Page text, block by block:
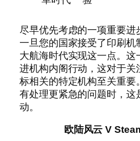
尽早优先考虑的一项重要进
一旦您的国家接受了印刷机
大航海时代实现这一点。这
进机构内阁行动，这对于关
标相关的特定机构至关重要
有处理更紧急的问题时，这
动。
欧陆风云 V